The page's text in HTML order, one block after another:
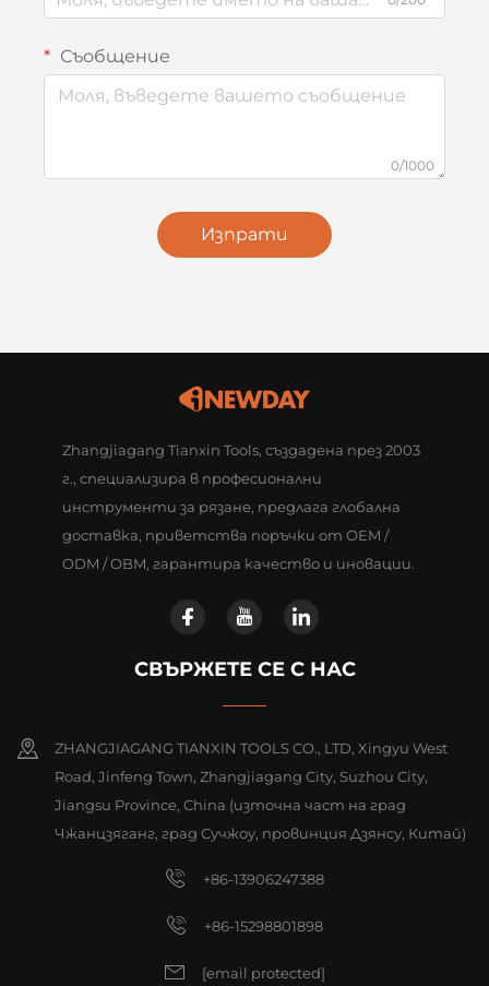
Съобщение
0/1000
Изпрати
Zhangjiagang Tianxin Tools, създадена през 2003
г., специализира в професионални
инструменти за рязане, предлага глобална
доставка, приветства поръчки от OEM /
ODM / OBM, гарантира качество и иновации.
СВЪРЖЕТЕ СЕ С НАС
ZHANGJIAGANG TIANXIN TOOLS CO., LTD, Xingyu West
Road, Jinfeng Town, Zhangjiagang City, Suzhou City,
Jiangsu Province, China (източна част на град
Чжанцзяганг, град Сучжоу, провинция Дзянсу, Китай)
+86-13906247388
+86-15298801898
[email protected]